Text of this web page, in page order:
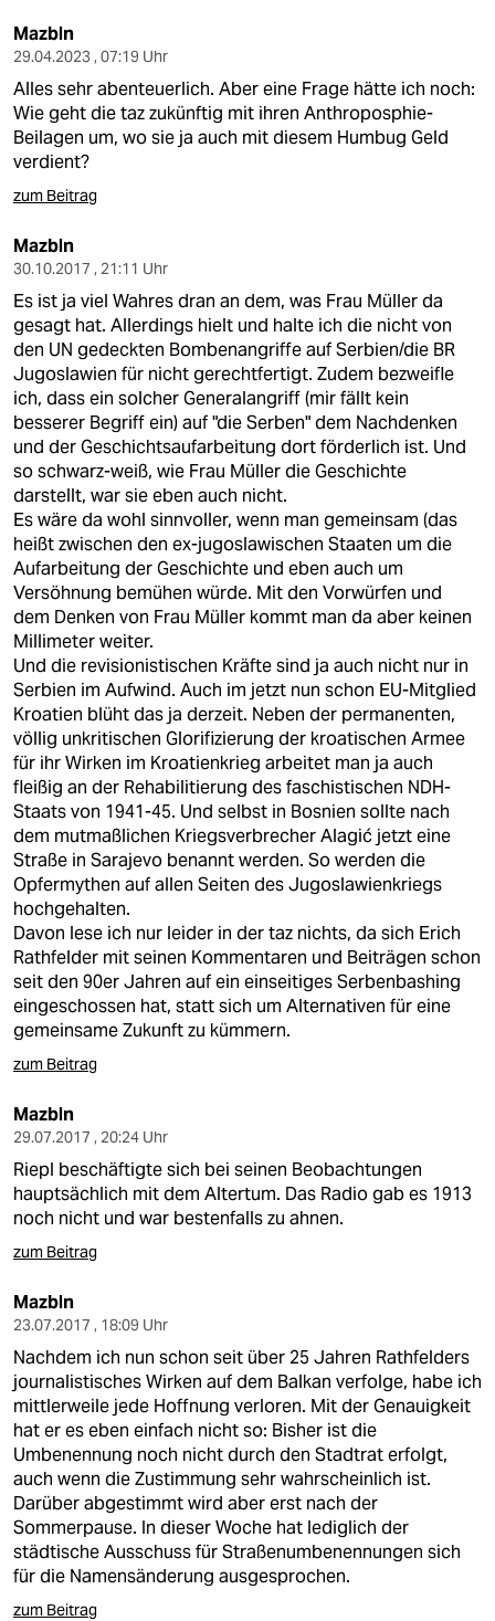
shop
fragen & hilfe
unterstützen
epaper login
Mazbln
29.04.2023 , 07:19 Uhr
Alles sehr abenteuerlich. Aber eine Frage hätte ich noch:
Wie geht die taz zukünftig mit ihren Anthroposphie-
Beilagen um, wo sie ja auch mit diesem Humbug Geld
verdient?
zum Beitrag
Mazbln
30.10.2017 , 21:11 Uhr
Es ist ja viel Wahres dran an dem, was Frau Müller da
gesagt hat. Allerdings hielt und halte ich die nicht von
den UN gedeckten Bombenangriffe auf Serbien/die BR
Jugoslawien für nicht gerechtfertigt. Zudem bezweifle
ich, dass ein solcher Generalangriff (mir fällt kein
besserer Begriff ein) auf "die Serben" dem Nachdenken
und der Geschichtsaufarbeitung dort förderlich ist. Und
so schwarz-weiß, wie Frau Müller die Geschichte
darstellt, war sie eben auch nicht.
Es wäre da wohl sinnvoller, wenn man gemeinsam (das
heißt zwischen den ex-jugoslawischen Staaten um die
Aufarbeitung der Geschichte und eben auch um
Versöhnung bemühen würde. Mit den Vorwürfen und
dem Denken von Frau Müller kommt man da aber keinen
Millimeter weiter.
Und die revisionistischen Kräfte sind ja auch nicht nur in
Serbien im Aufwind. Auch im jetzt nun schon EU-Mitglied
Kroatien blüht das ja derzeit. Neben der permanenten,
völlig unkritischen Glorifizierung der kroatischen Armee
für ihr Wirken im Kroatienkrieg arbeitet man ja auch
fleißig an der Rehabilitierung des faschistischen NDH-
Staats von 1941-45. Und selbst in Bosnien sollte nach
dem mutmaßlichen Kriegsverbrecher Alagić jetzt eine
Straße in Sarajevo benannt werden. So werden die
Opfermythen auf allen Seiten des Jugoslawienkriegs
hochgehalten.
Davon lese ich nur leider in der taz nichts, da sich Erich
Rathfelder mit seinen Kommentaren und Beiträgen schon
seit den 90er Jahren auf ein einseitiges Serbenbashing
eingeschossen hat, statt sich um Alternativen für eine
gemeinsame Zukunft zu kümmern.
zum Beitrag
Mazbln
29.07.2017 , 20:24 Uhr
Riepl beschäftigte sich bei seinen Beobachtungen
hauptsächlich mit dem Altertum. Das Radio gab es 1913
noch nicht und war bestenfalls zu ahnen.
zum Beitrag
Mazbln
23.07.2017 , 18:09 Uhr
Nachdem ich nun schon seit über 25 Jahren Rathfelders
journalistisches Wirken auf dem Balkan verfolge, habe ich
mittlerweile jede Hoffnung verloren. Mit der Genauigkeit
hat er es eben einfach nicht so: Bisher ist die
Umbenennung noch nicht durch den Stadtrat erfolgt,
auch wenn die Zustimmung sehr wahrscheinlich ist.
Darüber abgestimmt wird aber erst nach der
Sommerpause. In dieser Woche hat lediglich der
städtische Ausschuss für Straßenumbenennungen sich
für die Namensänderung ausgesprochen.
zum Beitrag